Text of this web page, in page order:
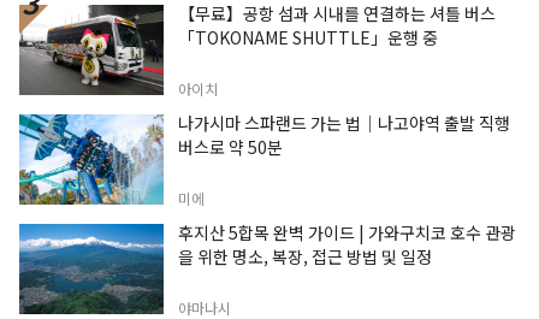
【무료】공항 섬과 시내를 연결하는 셔틀 버스
「TOKONAME SHUTTLE」운행 중
아이치
나가시마 스파랜드 가는 법｜나고야역 출발 직행
버스로 약 50분
미에
후지산 5합목 완벽 가이드 | 가와구치코 호수 관광
을 위한 명소, 복장, 접근 방법 및 일정
야마나시